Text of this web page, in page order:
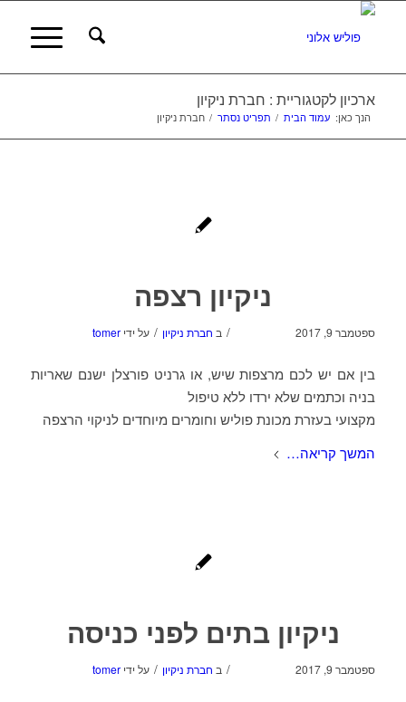
ארכיון לקטגוריית : חברת ניקיון
הנך כאן: עמוד הבית / תפריט נסתר / חברת ניקיון
ניקיון רצפה
ספטמבר 9, 2017 / ב חברת ניקיון / על ידיtomer
בין אם יש לכם מרצפות שיש, או גרניט פורצלן ישנם שאריות
בניה וכתמים שלא ירדו ללא טיפול
מקצועי בעזרת מכונת פוליש וחומרים מיוחדים לניקוי הרצפה
המשך קריאה…
ניקיון בתים לפני כניסה
ספטמבר 9, 2017 / ב חברת ניקיון / על ידיtomer